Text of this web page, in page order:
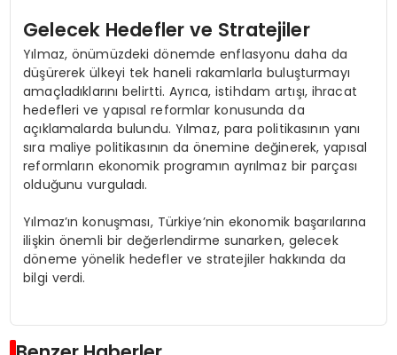
Gelecek Hedefler ve Stratejiler
Yılmaz, önümüzdeki dönemde enflasyonu daha da
düşürerek ülkeyi tek haneli rakamlarla buluşturmayı
amaçladıklarını belirtti. Ayrıca, istihdam artışı, ihracat
hedefleri ve yapısal reformlar konusunda da
açıklamalarda bulundu. Yılmaz, para politikasının yanı
sıra maliye politikasının da önemine değinerek, yapısal
reformların ekonomik programın ayrılmaz bir parçası
olduğunu vurguladı.
Yılmaz’ın konuşması, Türkiye’nin ekonomik başarılarına
ilişkin önemli bir değerlendirme sunarken, gelecek
döneme yönelik hedefler ve stratejiler hakkında da
bilgi verdi.